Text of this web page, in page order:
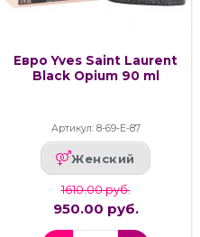
Евро Yves Saint Laurent
Black Opium 90 ml
Артикул: 8-69-Е-87
Женский
1610.00 руб.
950.00 руб.